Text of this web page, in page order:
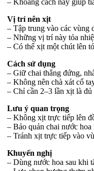
Vị trí nên xịt
– Tập trung vào các vùng
– Những vị trí này tỏa
– Có thể xịt một chút lên
Cách sử dụng
– Giữ chai thẳng đứng,
– Không nên chà xát cổ
– Chỉ cần 2–3 lần xịt là đủ
Lưu ý quan trọng
– Không xịt trực tiếp lên
– Bảo quản chai nước
– Tránh xịt trực tiếp vào
Khuyến nghị
– Dùng nước hoa sau khi